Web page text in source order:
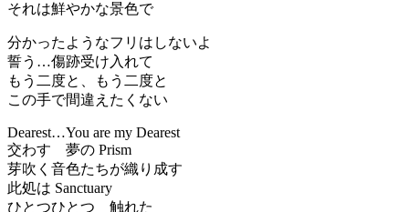
それは鮮やかな景色で
分かったようなフリはしないよ
誓う…傷跡受け入れて
もう二度と、もう二度と
この手で間違えたくない
Dearest…You are my Dearest
交わす 夢の Prism
芽吹く音色たちが織り成す
此処は Sanctuary
ひとつひとつ 触れた